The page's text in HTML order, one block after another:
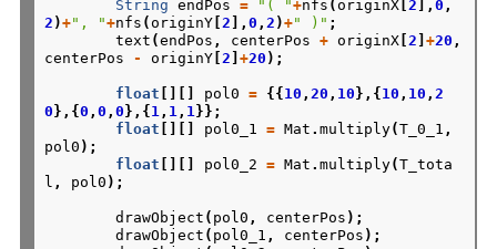
String
endPos = "( "+nfs (originX [2 ],0 ,
2 )+", "+nfs (originY [2 ],0 ,2 )+" )" ;
text (endPos , centerPos + originX [2 ]+20 ,
centerPos
- originY [2 ]+20 );
float pol0 = {{ 10 ,20 , 10 },{ 10 , 10 ,2
0 },{0 ,0 ,0 },{ 1, 1, 1}};
float
pol0_1 = Mat .multiply(T_0_1 ,
pol0 );
float
pol0_2 = Mat .multiply(T_tota
l , pol0 );
drawObject ( pol0 , centerPos );
drawObject ( pol0_1 , centerPos );